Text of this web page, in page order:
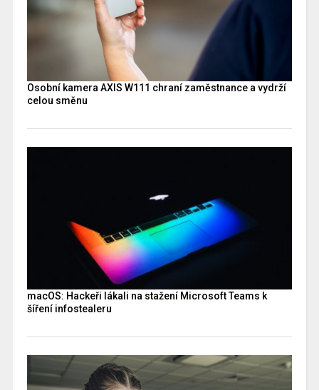
Osobní kamera AXIS W111 chraní zaměstnance a vydrží
celou směnu
macOS: Hackeři lákali na stažení Microsoft Teams k
šíření infostealeru